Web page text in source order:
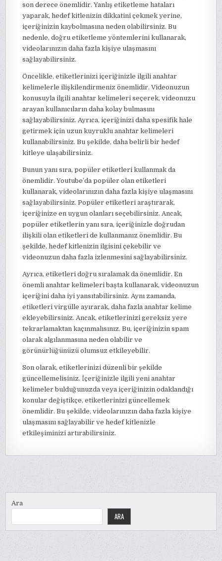
son derece önemlidir. Yanlış etiketleme hataları
yaparak, hedef kitlenizin dikkatini çekmek yerine,
içeriğinizin kaybolmasına neden olabilirsiniz. Bu
nedenle, doğru etiketleme yöntemlerini kullanarak,
videolarınızın daha fazla kişiye ulaşmasını
sağlayabilirsiniz.
Öncelikle, etiketlerinizi içeriğinizle ilgili anahtar
kelimelerle ilişkilendirmeniz önemlidir. Videonuzun
konusuyla ilgili anahtar kelimeleri seçerek, videonuzu
arayan kullanıcıların daha kolay bulmasını
sağlayabilirsiniz. Ayrıca, içeriğinizi daha spesifik hale
getirmek için uzun kuyruklu anahtar kelimeleri
kullanabilirsiniz. Bu şekilde, daha belirli bir hedef
kitleye ulaşabilirsiniz.
Bunun yanı sıra, popüler etiketleri kullanmak da
önemlidir. Youtube’da popüler olan etiketleri
kullanarak, videolarınızın daha fazla kişiye ulaşmasını
sağlayabilirsiniz. Popüler etiketleri araştırarak,
içeriğinize en uygun olanları seçebilirsiniz. Ancak,
popüler etiketlerin yanı sıra, içeriğinizle doğrudan
ilişkili olan etiketleri de kullanmanız önemlidir. Bu
şekilde, hedef kitlenizin ilgisini çekebilir ve
videonuzun daha fazla izlenmesini sağlayabilirsiniz.
Ayrıca, etiketleri doğru sıralamak da önemlidir. En
önemli anahtar kelimeleri başta kullanarak, videonuzun
içeriğini daha iyi yansıtabilirsiniz. Aynı zamanda,
etiketleri virgülle ayırarak, daha fazla anahtar kelime
ekleyebilirsiniz. Ancak, etiketlerinizi gereksiz yere
tekrarlamaktan kaçınmalısınız. Bu, içeriğinizin spam
olarak algılanmasına neden olabilir ve
görünürlüğünüzü olumsuz etkileyebilir.
Son olarak, etiketlerinizi düzenli bir şekilde
güncellemelisiniz. İçeriğinizle ilgili yeni anahtar
kelimeler bulduğunuzda veya içeriğinizin odaklandığı
konular değiştikçe, etiketlerinizi güncellemek
önemlidir. Bu şekilde, videolarınızın daha fazla kişiye
ulaşmasını sağlayabilir ve hedef kitlenizle
etkileşiminizi artırabilirsiniz.
Ara
ARA